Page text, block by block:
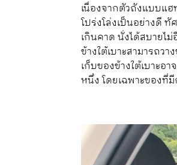
เนื่องจากตัวถังแบบแฮ
โปร่งโล่งเป็นอย่างดี
เกินคาด นั่งได้สบายไ
ข้างใต้เบาะสามารถว
เก็บของข้างใต้เบาะ
หนึ่ง โดยเฉพาะของที่